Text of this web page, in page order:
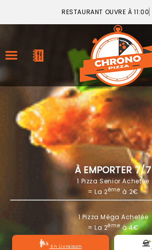
RESTAURANT OUVRE À 11:00
ACCUEIL
LA CARTE
VOTRE COMPTE
NOTRE RESTAURANT
VOS AVIS
MENTIONS LÉGALES
À EMPORTER 7/7
1 Pizza Senior Achetée
= La 2ème à 2€
1 Pizza Méga Achetée
= La 2èmeà 4€
En Livraison